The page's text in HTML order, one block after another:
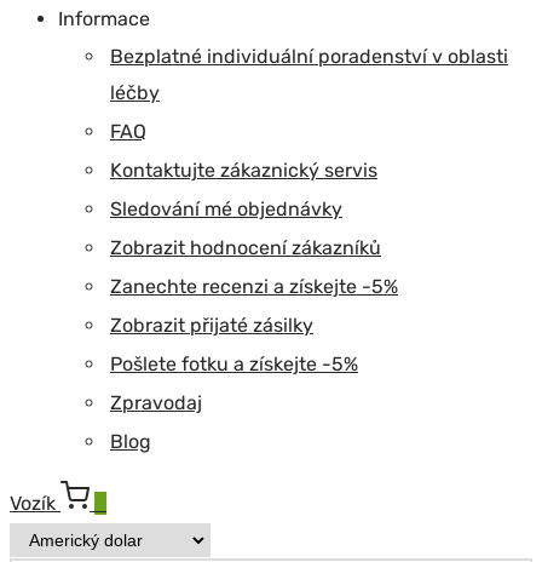
Informace
Bezplatné individuální poradenství v oblasti
léčby
FAQ
Kontaktujte zákaznický servis
Sledování mé objednávky
Zobrazit hodnocení zákazníků
Zanechte recenzi a získejte -5%
Zobrazit přijaté zásilky
Pošlete fotku a získejte -5%
Zpravodaj
Blog
Vozík